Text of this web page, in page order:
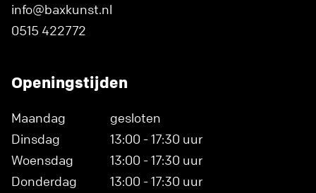
info@baxkunst.nl
0515 422772
Openingstijden
Maandag
gesloten
Dinsdag
13:00 - 17:30 uur
Woensdag
13:00 - 17:30 uur
Donderdag
13:00 - 17:30 uur